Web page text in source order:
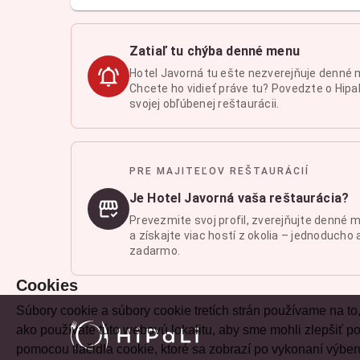
Zatiaľ tu chýba denné menu
Hotel Javorná tu ešte nezverejňuje denné
Chcete ho vidieť práve tu? Povedzte o
svojej obľúbenej reštaurácii.
PRE MAJITEĽOV REŠTAURÁCIÍ
Je Hotel Javorná vaša reštaurácia?
Prevezmite svoj profil, zverejňujte denné
a získajte viac hostí z okolia – jednoducho
zadarmo.
Cookies
Súbory cookie a súbory cookie tretích strán používame na
ako používate túto webovú lokalitu, aby sme mohli zlepšiť
pomocou tlačidla cookie, ktoré sa zobrazí po vykonaní